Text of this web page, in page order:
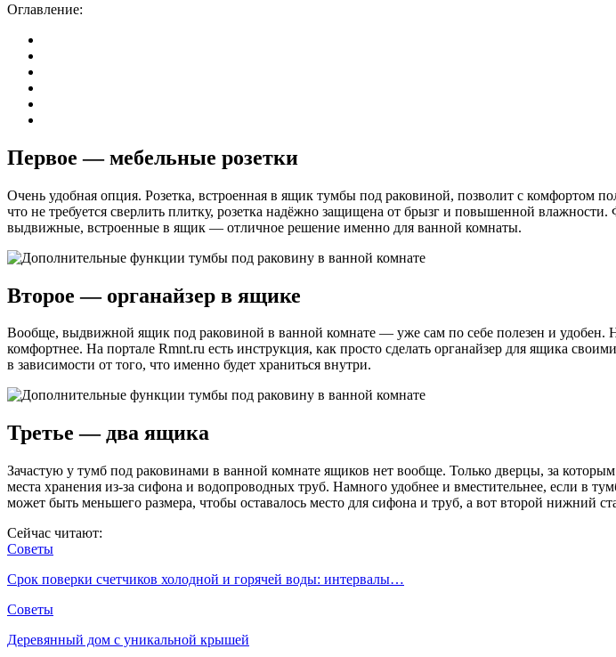
Оглавление:
Первое — мебельные розетки
Очень удобная опция. Розетка, встроенная в ящик тумбы под раковиной, позволит с комфортом
что не требуется сверлить плитку, розетка надёжно защищена от брызг и повышенной
выдвижные, встроенные в ящик — отличное решение именно для ванной комнаты.
Второе — органайзер в ящике
Вообще, выдвижной ящик под раковиной в ванной комнате — уже сам по себе полезен и удобен.
комфортнее. На портале Rmnt.ru есть инструкция, как просто сделать органайзер для ящика
в зависимости от того, что именно будет храниться внутри.
Третье — два ящика
Зачастую у тумб под раковинами в ванной комнате ящиков нет вообще. Только дверцы, за
места хранения из-за сифона и водопроводных труб. Намного удобнее и вместительнее, если в
может быть меньшего размера, чтобы оставалось место для сифона и труб, а вот второй нижний
Сейчас читают:
Советы
Срок поверки счетчиков холодной и горячей воды: интервалы…
Советы
Деревянный дом с уникальной крышей